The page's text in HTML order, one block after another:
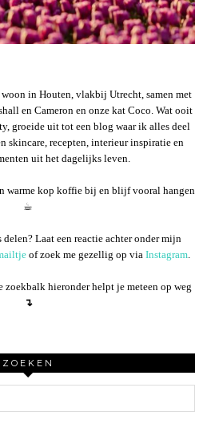
in Houten, vlakbij Utrecht, samen met
en Cameron en onze kat Coco. Wat ooit
groeide uit tot een blog waar ik alles deel
skincare, recepten, interieur inspiratie en
uit het dagelijks leven.
warme kop koffie bij en blijf vooral hangen
☕︎
Laat een reactie achter onder mijn
of zoek me gezellig op via Instagram.
zoekbalk hieronder helpt je meteen op weg
↴
ZOEKEN